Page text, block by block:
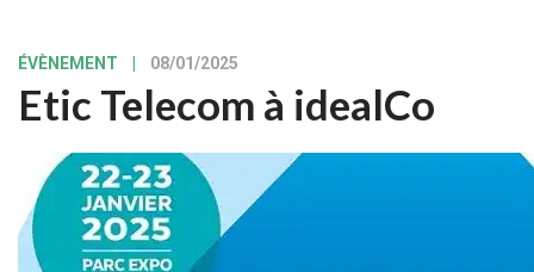
ÉVÈNEMENT 08/01/2025
Etic Telecom à idealCo